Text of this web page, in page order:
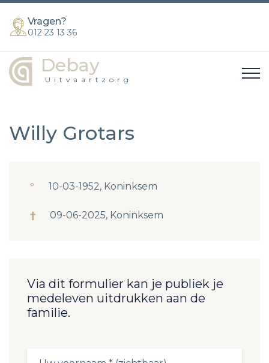
Vragen?
012 23 13 36
Debay
Uitvaartzorg
Willy Grotars
° 10-03-1952, Koninksem
† 09-06-2025, Koninksem
Via dit formulier kan je publiek je
medeleven uitdrukken aan de
familie.